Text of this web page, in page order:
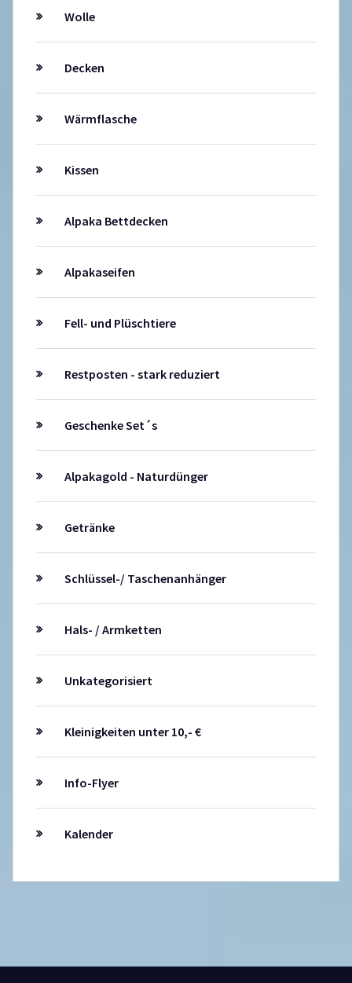
Wolle
Decken
Wärmflasche
Kissen
Alpaka Bettdecken
Alpakaseifen
Fell- und Plüschtiere
Restposten - stark reduziert
Geschenke Set´s
Alpakagold - Naturdünger
Getränke
Schlüssel-/ Taschenanhänger
Hals- / Armketten
Unkategorisiert
Kleinigkeiten unter 10,- €
Info-Flyer
Kalender